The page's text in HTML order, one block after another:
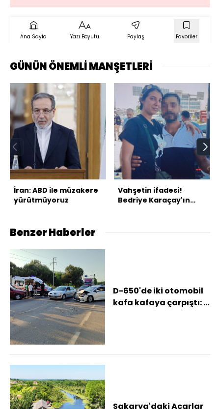
Ana Sayfa Yazı Boyutu Paylaş Favoriler
GÜNÜN ÖNEMLİ MANŞETLERİ
İran: ABD ile müzakere
yürütmüyoruz
Vahşetin ifadesi!
Bedriye Karaçay'ın
Benzer Haberler
D-650'de iki otomobil
kafa kafaya çarpıştı: 1
Sakarya'daki Acarlar